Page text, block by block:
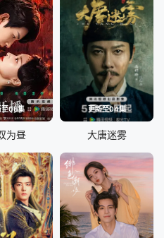
至06集
为昼
更新至04集
大唐迷雾